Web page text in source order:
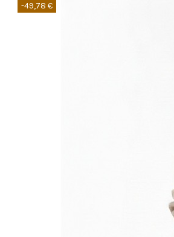
-49,78 €